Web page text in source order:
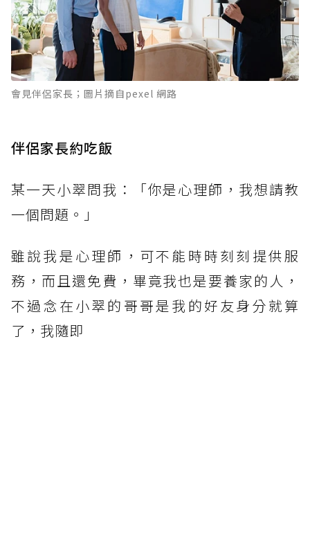
會見伴侶家長；圖片摘自pexel 網路
伴侶家長約吃飯
某一天小翠問我：「你是心理師，我想請教
一個問題。」
雖說我是心理師，可不能時時刻刻提供服
務，而且還免費，畢竟我也是要養家的人，
不過念在小翠的哥哥是我的好友身分就算
了，我隨即